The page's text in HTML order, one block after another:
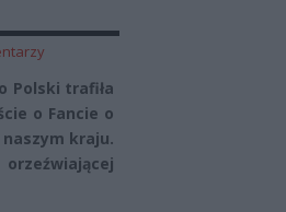
Polski trafiła
o Fancie o
kraju.